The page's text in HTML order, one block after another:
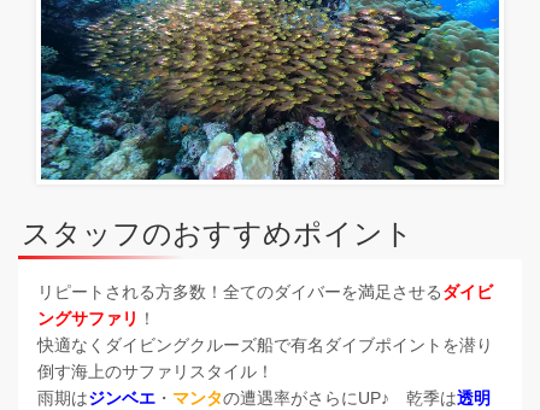
スタッフのおすすめポイント
リピートされる方多数！全てのダイバーを満足させるダイビ
ングサファリ ！
快適なくダイビングクルーズ船で有名ダイブポイントを潜り
倒す海上のサファリスタイル！
雨期はジンベエ ・ マンタの遭遇率がさらにUP♪ 乾季は透明